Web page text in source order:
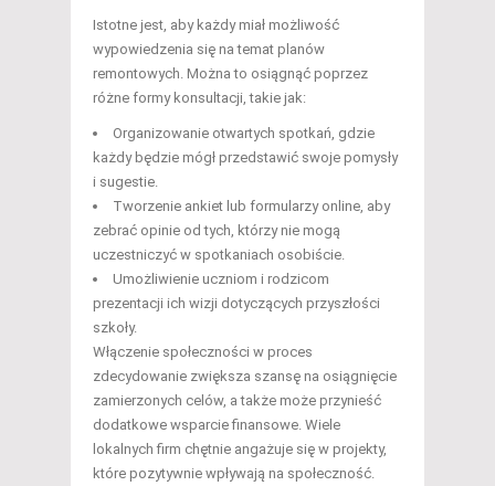
Istotne jest, aby każdy miał możliwość
wypowiedzenia się na temat planów
remontowych. Można to osiągnąć poprzez
różne formy konsultacji, takie jak:
Organizowanie otwartych spotkań, gdzie
każdy będzie mógł przedstawić swoje pomysły
i sugestie.
Tworzenie ankiet lub formularzy online, aby
zebrać opinie od tych, którzy nie mogą
uczestniczyć w spotkaniach osobiście.
Umożliwienie uczniom i rodzicom
prezentacji ich wizji dotyczących przyszłości
szkoły.
Włączenie społeczności w proces
zdecydowanie zwiększa szansę na osiągnięcie
zamierzonych celów, a także może przynieść
dodatkowe wsparcie finansowe. Wiele
lokalnych firm chętnie angażuje się w projekty,
które pozytywnie wpływają na społeczność.